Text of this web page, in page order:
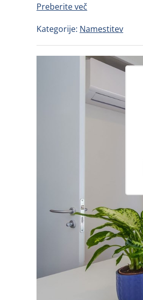
Preberite več
Kategorije: Namestitev